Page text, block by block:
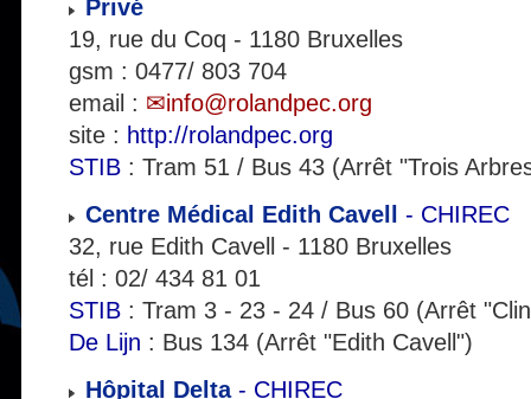
Privé
19, rue du Coq - 1180 Bruxelles
gsm : 0477/ 803 704
email :
info@rolandpec.org
site : http://rolandpec.org
STIB : Tram 51 / Bus 43 (Arrêt "Trois
Centre Médical Edith Cavell
- CHIREC
32, rue Edith Cavell - 1180 Bruxelles
tél : 02/ 434 81 01
STIB : Tram 3 - 23 - 24 / Bus 60 (Arrêt
De Lijn : Bus 134 (Arrêt "Edith Cavell")
Hôpital Delta- CHIREC